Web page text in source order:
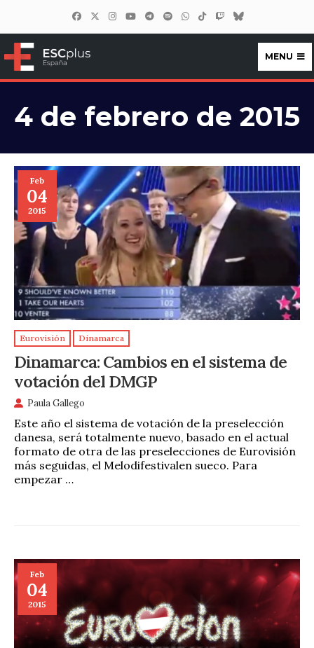
ESCplus España
MENU
4 de febrero de 2015
Feb
04
2015
Eurovisión Dinamarca
Dinamarca: Cambios en el sistema de
votación del DMGP
Paula Gallego
Este año el sistema de votación de la preselección
danesa, será totalmente nuevo, basado en el actual
formato de otra de las preselecciones de Eurovisión
más seguidas, el Melodifestivalen sueco. Para
empezar …
Feb
04
2015